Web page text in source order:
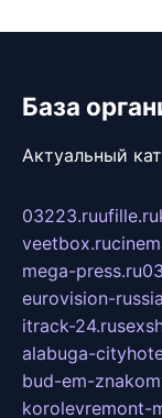
База
Актуальный
03223.ruufille.ru
veetbox.ru
mega-press.ru
eurovision-
itrack-24.ru
alabuga-
bud-em-
korolevremont-